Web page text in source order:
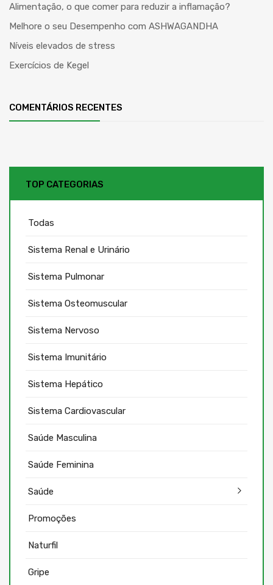
Alimentação, o que comer para reduzir a inflamação?
Melhore o seu Desempenho com ASHWAGANDHA
Níveis elevados de stress
Exercícios de Kegel
COMENTÁRIOS RECENTES
TOP CATEGORIAS
Todas
Sistema Renal e Urinário
Sistema Pulmonar
Sistema Osteomuscular
Sistema Nervoso
Sistema Imunitário
Sistema Hepático
Sistema Cardiovascular
Saúde Masculina
Saúde Feminina
Saúde
Promoções
Naturfil
Gripe